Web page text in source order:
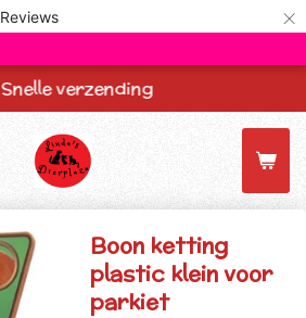
Reviews ×
Snelle verzending
Boon ketting
plastic klein voor
parkiet